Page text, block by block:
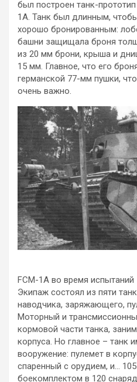
был построен танк-
1A. Танк был длинным,
хорошо бронированным:
башни защищала броня
из 20 мм брони, крыша и
15 мм. Главное, что его
германской 77-мм пушки,
очень важно.
FCM-1A во время испытаний
Экипаж состоял из пяти
наводчика, заряжающего,
Моторный и
кормовой части танка,
корпуса. Но главное – танк
вооружение: пулемет в
спаренный с орудием, и…
боекомплектом в 120